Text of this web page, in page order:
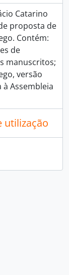
Catarino
proposta de
Contém:
de
manuscritos;
versão
Assembleia
utilização